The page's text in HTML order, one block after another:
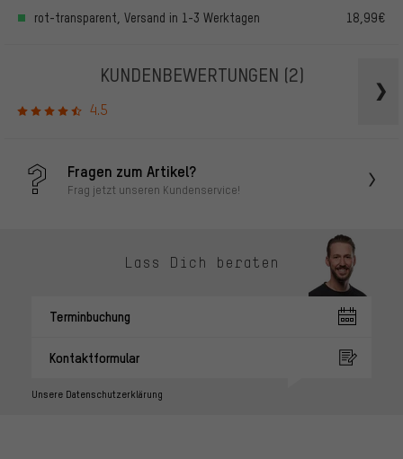
rot-transparent, Versand in 1-3 Werktagen 18,99€
KUNDENBEWERTUNGEN (2)
4.5
Fragen zum Artikel?
Frag jetzt unseren Kundenservice!
Lass Dich beraten
Terminbuchung
Kontaktformular
Unsere Datenschutzerklärung